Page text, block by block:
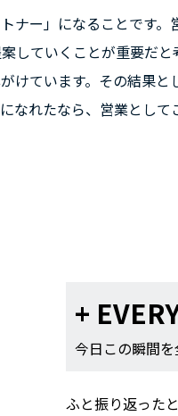
ー」になることです
ていくことが重要だ
ています。その結果
れたなら、営業とし
+
今日この瞬間
ふと振り返った